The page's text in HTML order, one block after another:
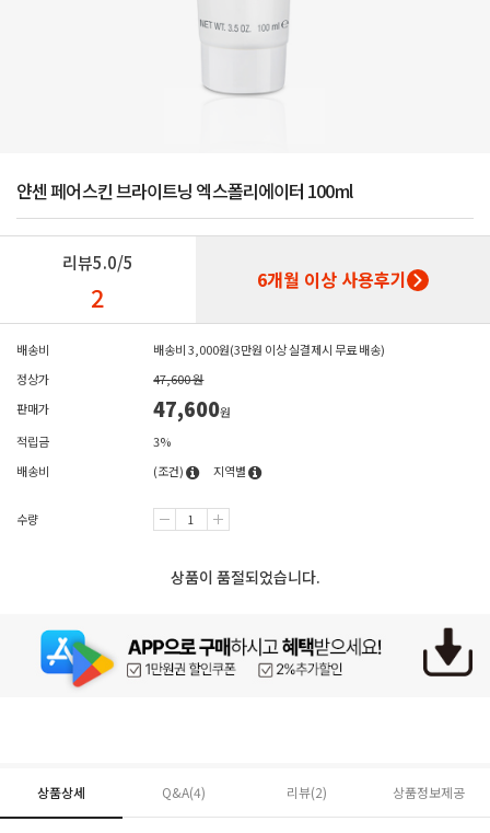
얀센 페어스킨 브라이트닝 엑스폴리에이터 100ml
리뷰5.0/5
2 6개월 이상 사용후기
배송비
배송비 3,000원(3만원 이상 실결제시 무료 배송)
정상가
47,600 원
판매가
47,600원
적립금
3%
배송비
(조건) 지역별
수량
상품이 품절되었습니다.
상품상세 Q&A(4) 리뷰(2) 상품정보제공